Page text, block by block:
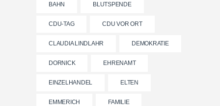
BAHN BLUTSPENDE
CDU-TAG CDU VOR ORT
CLAUDIA LINDLAHR DEMOKRATIE
DORNICK EHRENAMT
EINZELHANDEL ELTEN
EMMERICH FAMILIE